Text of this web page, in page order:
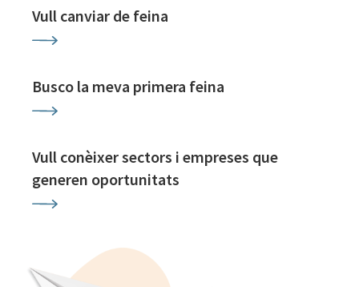
Vull canviar de feina
Busco la meva primera feina
Vull conèixer sectors i empreses que
generen oportunitats